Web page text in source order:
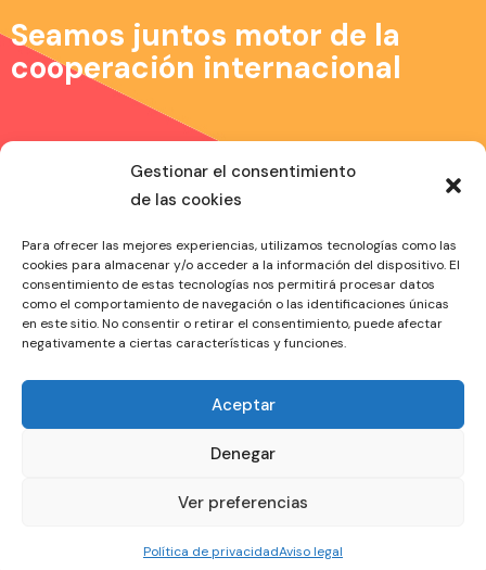
Gestionar el consentimiento
de las cookies
Para ofrecer las mejores experiencias, utilizamos tecnologías como las
cookies para almacenar y/o acceder a la información del dispositivo. El
consentimiento de estas tecnologías nos permitirá procesar datos
como el comportamiento de navegación o las identificaciones únicas
en este sitio. No consentir o retirar el consentimiento, puede afectar
negativamente a ciertas características y funciones.
Aceptar
Denegar
Ver preferencias
Política de privacidadAviso legal
Seamos juntos motor de la
cooperación internacional
Facebook
Twitter
Instagram
Menú
Política de privacidad
Di Hola